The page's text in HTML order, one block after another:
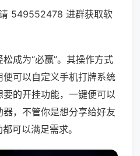
549552478 进群获取软
成为“必赢”。其操作方式
可以自定义手机打牌系统
的开挂功能，一键便可以
，不管你是想分享给好友
可以满足需求。